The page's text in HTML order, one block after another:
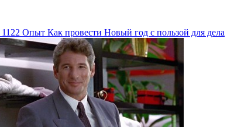
1122 Опыт Как провести Новый год с пользой для дела